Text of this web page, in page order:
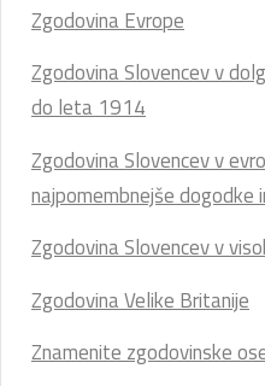
Zgodovina Evrope
Zgodovina Slovencev v
do leta 1914
Zgodovina Slovencev v
najpomembnejše dogodke
Zgodovina Slovencev v
Zgodovina Velike Britanije
Znamenite zgodovinske